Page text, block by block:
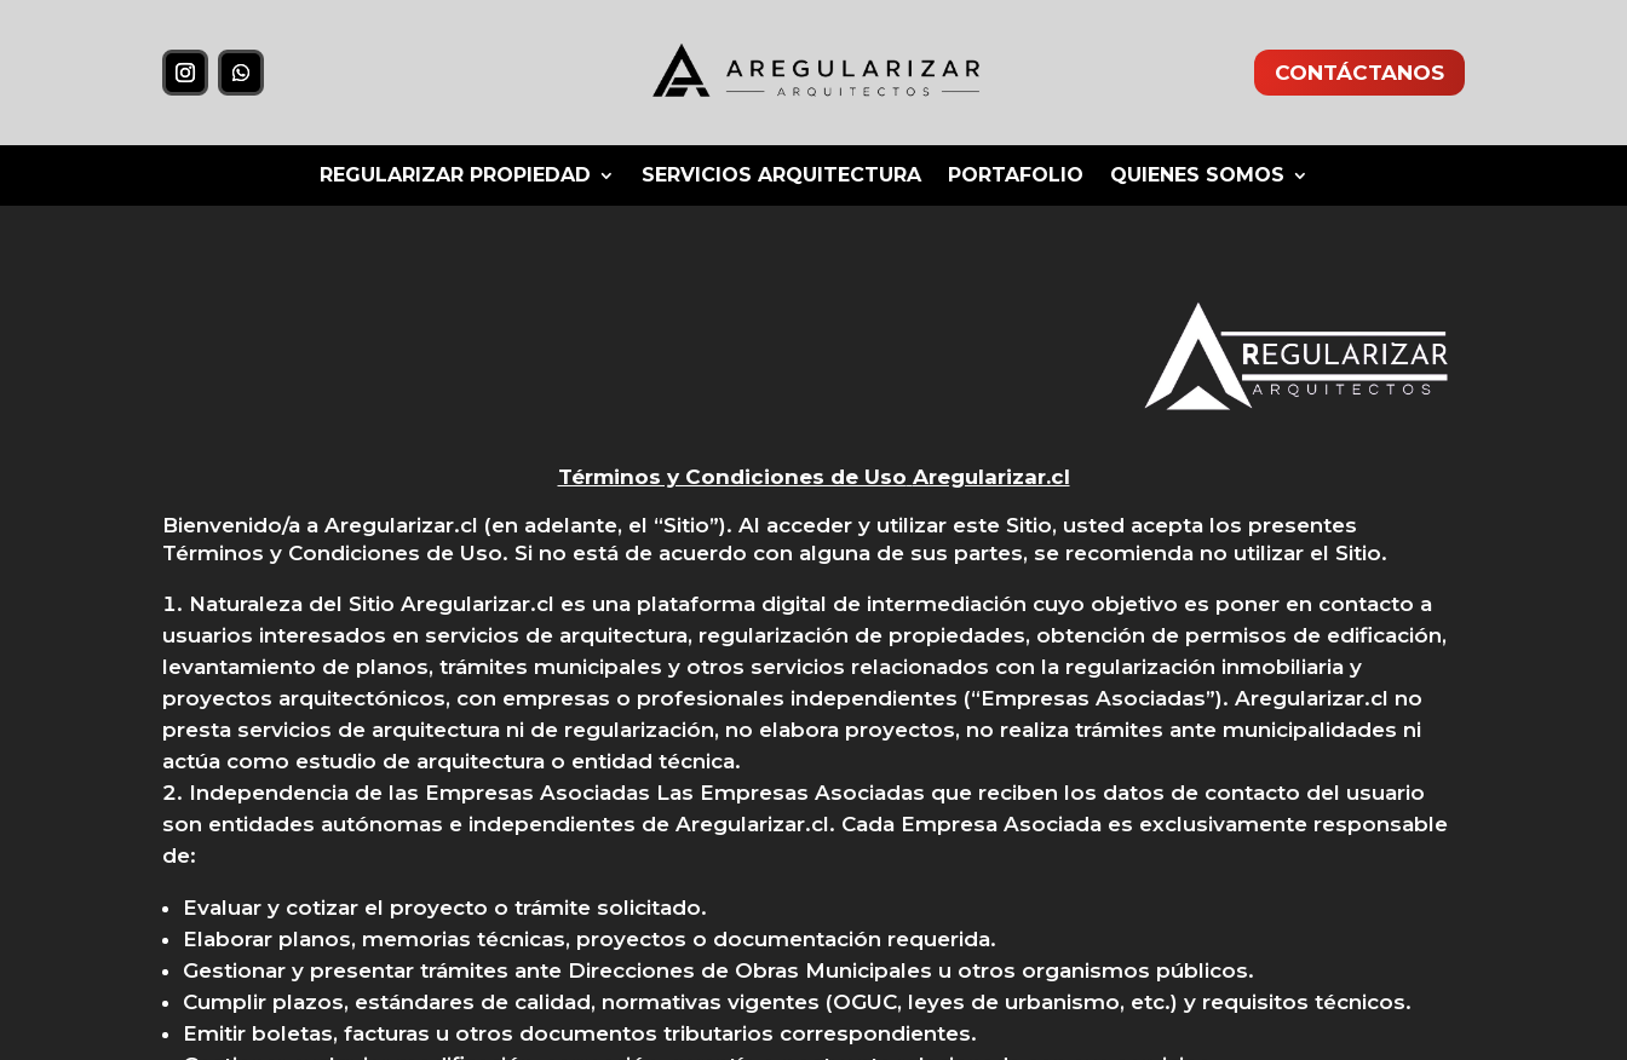
CONTÁCTANOS
REGULARIZAR PROPIEDAD SERVICIOS ARQUITECTURA PORTAFOLIO QUIENES SOMOS
Términos y Condiciones de Uso Aregularizar.cl
Bienvenido/a a Aregularizar.cl (en adelante, el “Sitio”). Al acceder y utilizar este Sitio, usted acepta los presentes
Términos y Condiciones de Uso. Si no está de acuerdo con alguna de sus partes, se recomienda no utilizar el Sitio.
Naturaleza del Sitio Aregularizar.cl es una plataforma digital de intermediación cuyo objetivo es poner en contacto a
usuarios interesados en servicios de arquitectura, regularización de propiedades, obtención de permisos de edificación,
levantamiento de planos, trámites municipales y otros servicios relacionados con la regularización inmobiliaria y
proyectos arquitectónicos, con empresas o profesionales independientes (“Empresas Asociadas”). Aregularizar.cl no
presta servicios de arquitectura ni de regularización, no elabora proyectos, no realiza trámites ante municipalidades ni
actúa como estudio de arquitectura o entidad técnica.
Independencia de las Empresas Asociadas Las Empresas Asociadas que reciben los datos de contacto del usuario
son entidades autónomas e independientes de Aregularizar.cl. Cada Empresa Asociada es exclusivamente responsable
de:
Evaluar y cotizar el proyecto o trámite solicitado.
Elaborar planos, memorias técnicas, proyectos o documentación requerida.
Gestionar y presentar trámites ante Direcciones de Obras Municipales u otros organismos públicos.
Cumplir plazos, estándares de calidad, normativas vigentes (OGUC, leyes de urbanismo, etc.) y requisitos técnicos.
Emitir boletas, facturas u otros documentos tributarios correspondientes.